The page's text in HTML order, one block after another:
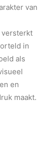
van
versterkt
in
als
en
maakt.